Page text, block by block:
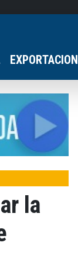
EXPORTACION
la